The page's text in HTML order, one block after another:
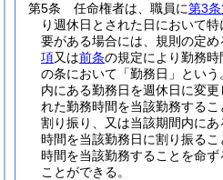
第5条
任命権者は、職員に第3
り週休日とされた日において
要がある場合には、規則の定め
項又は前条の規定により勤務
の条において「勤務日」という
内にある勤務日を週休日に変
れた勤務時間を当該勤務する
割り振り、又は当該期間内に
時間を当該勤務日に割り振る
時間を当該勤務することを命
ことができる。